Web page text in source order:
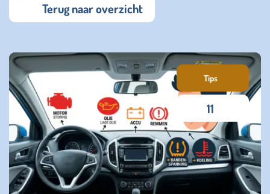
Terug naar overzicht
Tips
11